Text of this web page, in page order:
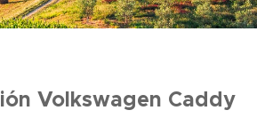
Volkswagen Caddy